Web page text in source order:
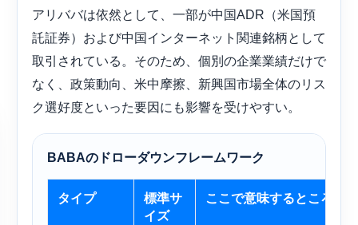
アリババは依然として、一部が中国ADR（米国預
託証券）および中国インターネット関連銘柄として
取引されている。そのため、個別の企業業績だけで
なく、政策動向、米中摩擦、新興国市場全体のリス
ク選好度といった要因にも影響を受けやすい。
BABAのドローダウンフレームワーク
タイプ
標準サ
イズ
ここで意味するところは